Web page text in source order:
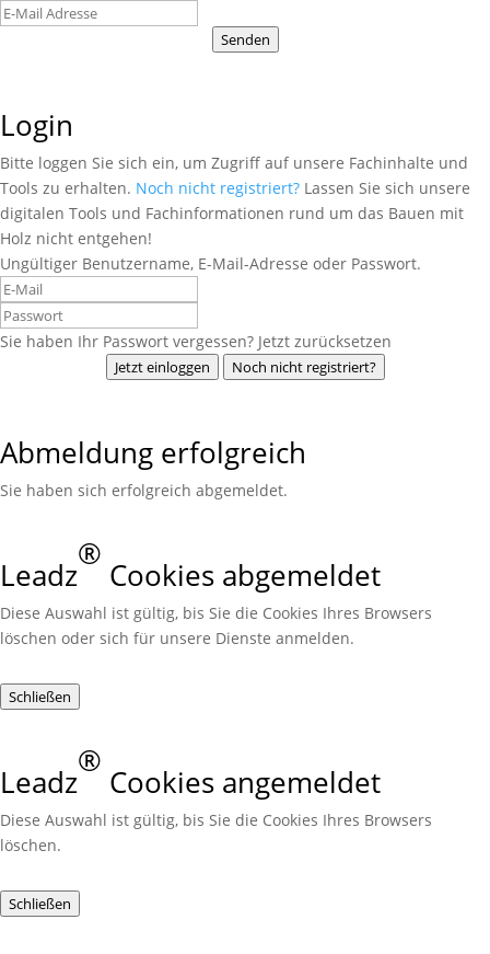
Senden
Login
Bitte loggen Sie sich ein, um Zugriff auf unsere Fachinhalte und
Tools zu erhalten. Noch nicht registriert? Lassen Sie sich unsere
digitalen Tools und Fachinformationen rund um das Bauen mit
Holz nicht entgehen!
Ungültiger Benutzername, E-Mail-Adresse oder Passwort.
Sie haben Ihr Passwort vergessen? Jetzt zurücksetzen
Jetzt einloggen Noch nicht registriert?
Abmeldung erfolgreich
Sie haben sich erfolgreich abgemeldet.
Leadz
®
Cookies abgemeldet
Diese Auswahl ist gültig, bis Sie die Cookies Ihres Browsers
löschen oder sich für unsere Dienste anmelden.
Schließen
Leadz
®
Cookies angemeldet
Diese Auswahl ist gültig, bis Sie die Cookies Ihres Browsers
löschen.
Schließen